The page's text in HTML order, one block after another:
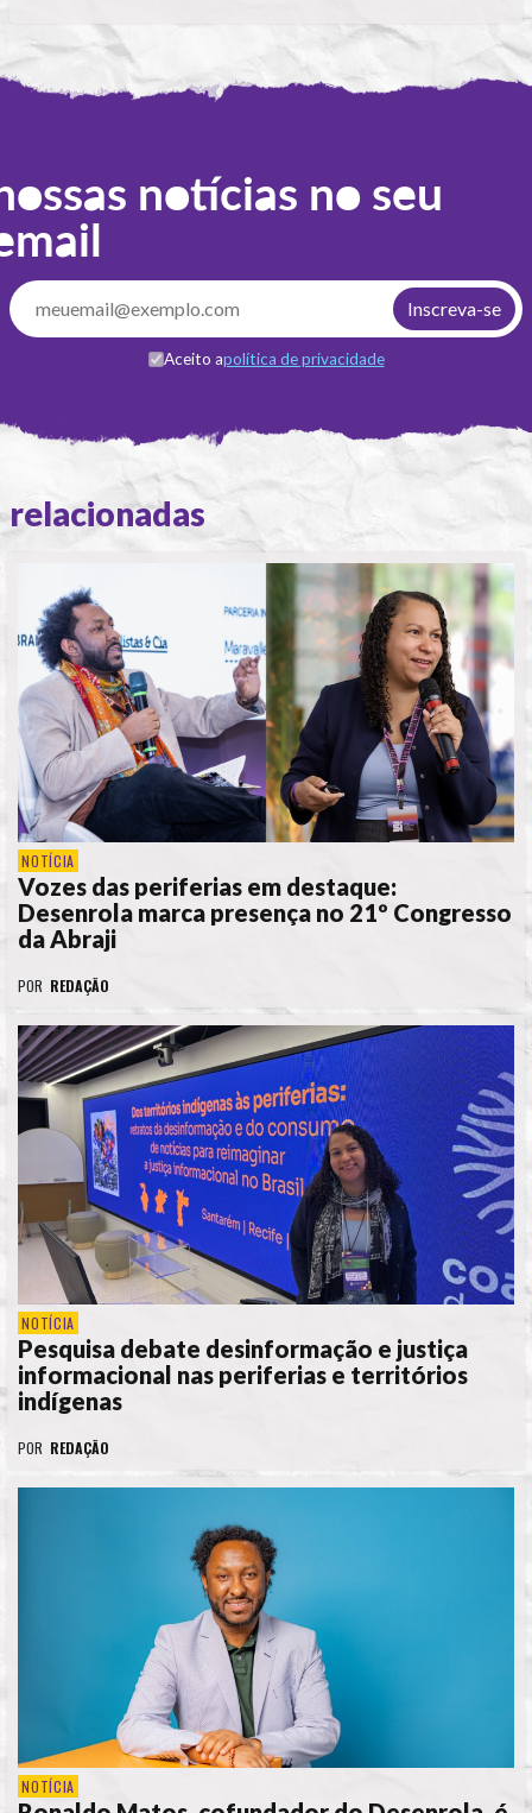
notícias no seu
Aceito apolítica de privacidade
relacionadas
NOTÍCIA
Vozes das periferias em destaque:
Desenrola marca presença no 21º Congresso
da Abraji
POR REDAÇÃO
NOTÍCIA
Pesquisa debate desinformação e justiça
informacional nas periferias e territórios
indígenas
POR REDAÇÃO
NOTÍCIA